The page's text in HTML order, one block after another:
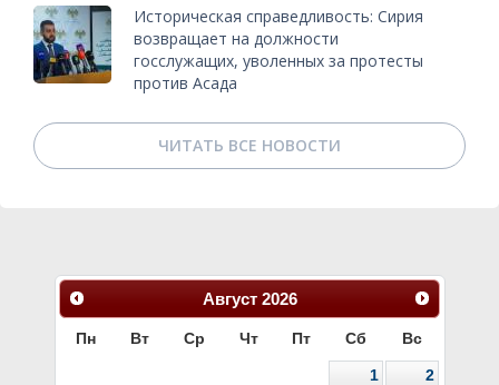
Историческая справедливость: Сирия
возвращает на должности
госслужащих, уволенных за протесты
против Асада
ЧИТАТЬ ВСЕ НОВОСТИ
Август 2026
Пн Вт Ср Чт Пт Сб Вс
1
2